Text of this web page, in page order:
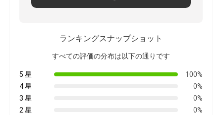
ランキングスナップショット
すべての評価の分布は以下の通りです
5 星
100%
4 星
0%
3 星
0%
2 星
0%